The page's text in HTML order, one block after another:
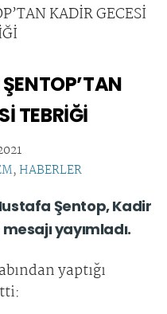
TEBRİĞİ
,HABERLER
Şentop, Kadir
yayımladı.
yaptığı